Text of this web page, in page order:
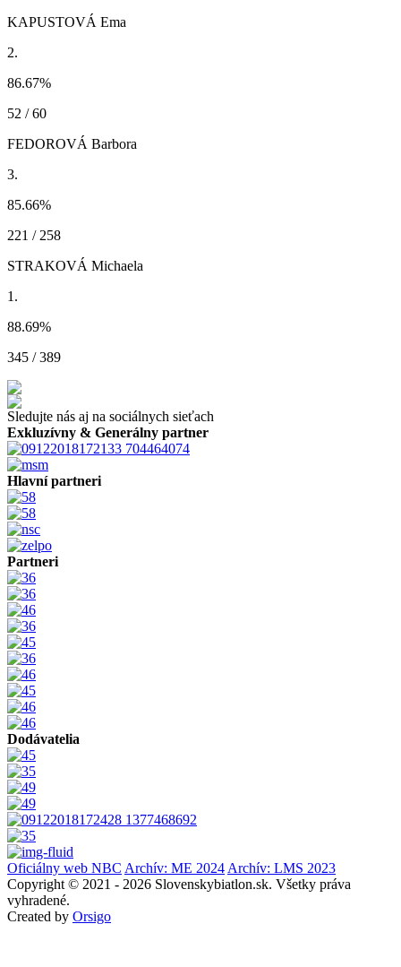
KAPUSTOVÁ Ema
2.
86.67%
52 / 60
FEDOROVÁ Barbora
3.
85.66%
221 / 258
STRAKOVÁ Michaela
1.
88.69%
345 / 389
Sledujte nás aj na sociálnych sieťach
Exkluzívny & Generálny partner
Hlavní partneri
Partneri
Dodávatelia
Oficiálny web NBC Archív: ME 2024 Archív: LMS 2023
Copyright © 2021 - 2026 Slovenskybiatlon.sk. Všetky práva
vyhradené.
Created by Orsigo